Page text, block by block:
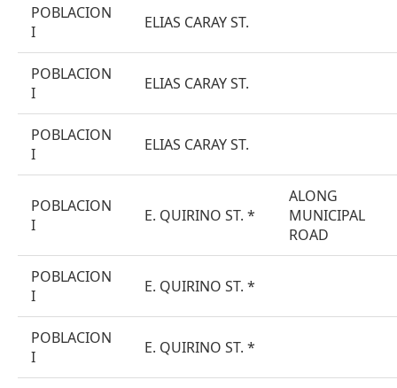
POBLACION
I
ELIAS CARAY ST.
POBLACION
I
ELIAS CARAY ST.
POBLACION
I
ELIAS CARAY ST.
POBLACION
I
E. QUIRINO ST. *
ALONG
MUNICIPAL
ROAD
POBLACION
I
E. QUIRINO ST. *
POBLACION
I
E. QUIRINO ST. *